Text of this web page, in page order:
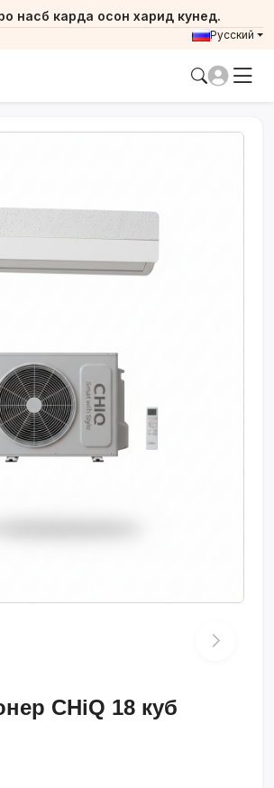
насб карда осон харид кунед.
Русский
CHiQ 18 куб